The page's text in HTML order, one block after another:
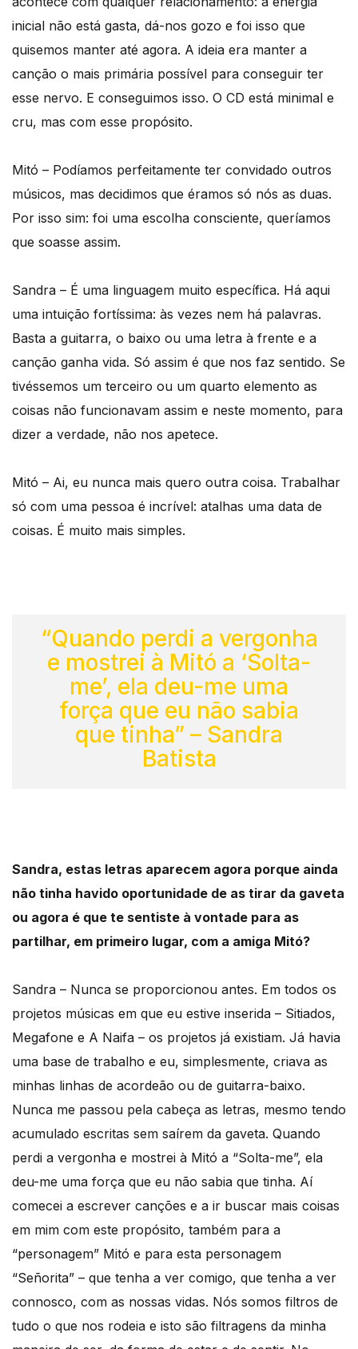
inicial não está gasta, dá-nos gozo e foi isso que
quisemos manter até agora. A ideia era manter a
canção o mais primária possível para conseguir ter
esse nervo. E conseguimos isso. O CD está minimal e
cru, mas com esse propósito.
Mitó – Podíamos perfeitamente ter convidado outros
músicos, mas decidimos que éramos só nós as duas.
Por isso sim: foi uma escolha consciente, queríamos
que soasse assim.
Sandra – É uma linguagem muito específica. Há aqui
uma intuição fortíssima: às vezes nem há palavras.
Basta a guitarra, o baixo ou uma letra à frente e a
canção ganha vida. Só assim é que nos faz sentido. Se
tivéssemos um terceiro ou um quarto elemento as
coisas não funcionavam assim e neste momento, para
dizer a verdade, não nos apetece.
Mitó – Ai, eu nunca mais quero outra coisa. Trabalhar
só com uma pessoa é incrível: atalhas uma data de
coisas. É muito mais simples.
“Quando perdi a vergonha
e mostrei à Mitó a ‘Solta-
me’, ela deu-me uma
força que eu não sabia
que tinha” – Sandra
Batista
Sandra, estas letras aparecem agora porque ainda
não tinha havido oportunidade de as tirar da gaveta
ou agora é que te sentiste à vontade para as
partilhar, em primeiro lugar, com a amiga Mitó?
Sandra – Nunca se proporcionou antes. Em todos os
projetos músicas em que eu estive inserida – Sitiados,
Megafone e A Naifa – os projetos já existiam. Já havia
uma base de trabalho e eu, simplesmente, criava as
minhas linhas de acordeão ou de guitarra-baixo.
Nunca me passou pela cabeça as letras, mesmo tendo
acumulado escritas sem saírem da gaveta. Quando
perdi a vergonha e mostrei à Mitó a “Solta-me”, ela
deu-me uma força que eu não sabia que tinha. Aí
comecei a escrever canções e a ir buscar mais coisas
em mim com este propósito, também para a
“personagem” Mitó e para esta personagem
“Señorita” – que tenha a ver comigo, que tenha a ver
connosco, com as nossas vidas. Nós somos filtros de
tudo o que nos rodeia e isto são filtragens da minha